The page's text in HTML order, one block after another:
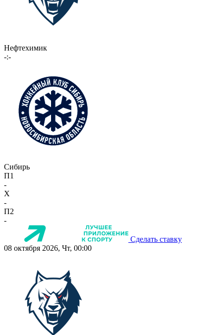
Нефтехимик
-:-
Сибирь
П1
-
X
-
П2
-
Сделать ставку
08 октября 2026, Чт, 00:00